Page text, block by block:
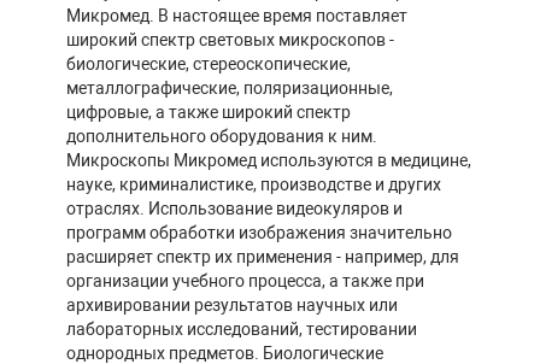
Микромед. В настоящее время поставляет
широкий спектр световых микроскопов -
биологические, стереоскопические,
металлографические, поляризационные,
цифровые, а также широкий спектр
дополнительного оборудования к ним.
Микроскопы Микромед используются в медицине,
науке, криминалистике, производстве и других
отраслях. Использование видеокуляров и
программ обработки изображения значительно
расширяет спектр их применения - например, для
организации учебного процесса, а также при
архивировании результатов научных или
лабораторных исследований, тестировании
однородных предметов. Биологические